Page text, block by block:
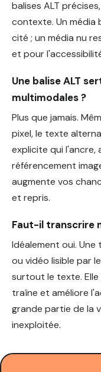
balises ALT
contexte. Un
cité ; un média nu
et pour
Une balise ALT
multimodales ?
Plus que jamais.
pixel, le texte
explicite qui l'ancre,
référencement
augmente vos
et repris.
Faut-il transcrire
Idéalement oui.
ou vidéo lisible par
surtout le texte.
traîne et améliore
grande partie de la
inexploitée.